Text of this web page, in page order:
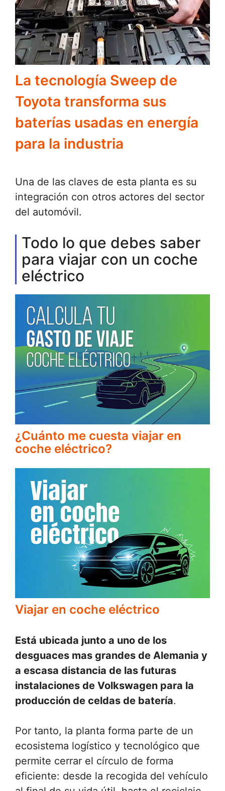
La tecnología Sweep de
Toyota transforma sus
baterías usadas en energía
para la industria
Una de las claves de esta planta es su
integración con otros actores del sector
del automóvil.
Todo lo que debes saber
para viajar con un coche
eléctrico
¿Cuánto me cuesta viajar en
coche eléctrico?
Viajar en coche eléctrico
Está ubicada junto a uno de los
desguaces mas grandes de Alemania y
a escasa distancia de las futuras
instalaciones de Volkswagen para la
producción de celdas de batería.
Por tanto, la planta forma parte de un
ecosistema logístico y tecnológico que
permite cerrar el círculo de forma
eficiente: desde la recogida del vehículo